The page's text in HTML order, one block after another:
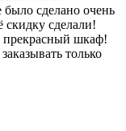
сделано очень
сделали!
прекрасный шкаф!
только